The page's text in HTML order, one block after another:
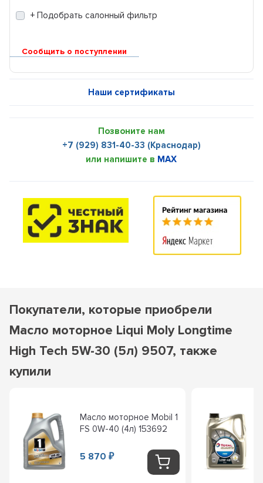
+ Подобрать салонный фильтр
Сообщить о поступлении
Наши сертификаты
Позвоните нам
+7 (929) 831-40-33 (Краснодар)
или напишите в MAX
Покупатели, которые приобрели
Масло моторное Liqui Moly Longtime
High Teсh 5W-30 (5л) 9507, также
купили
Масло моторное Mobil 1
FS 0W-40 (4л) 153692
5 870₽